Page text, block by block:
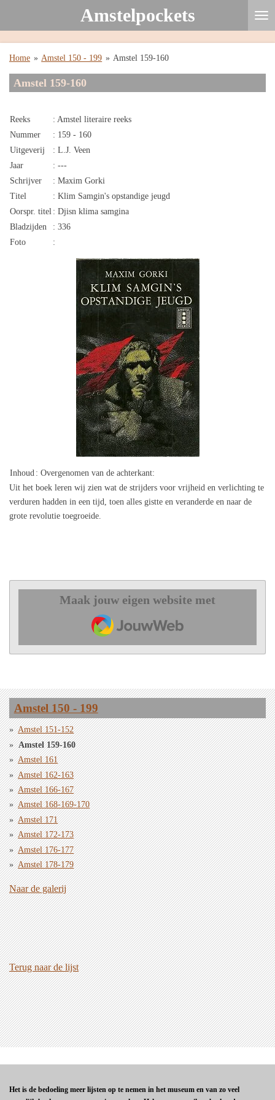
de
Amstelpockets
Home » Amstel 150 - 199 » Amstel 159-160
Amstel 159-160
Reeks
: Amstel literaire reeks
Nummer
: 159 - 160
Uitgeverij
: L.J. Veen
Jaar
: ---
Schrijver
: Maxim Gorki
Titel
: Klim Samgin's opstandige jeugd
Oorspr. titel : Djisn klima samgina
Bladzijden
: 336
Foto
:
Inhoud : Overgenomen van de achterkant:
Uit het boek leren wij zien wat de strijders voor vrijheid en verlichting te
verduren hadden in een tijd, toen alles gistte en veranderde en naar de
grote revolutie toegroeide.
Maak jouw eigen website met
JouwWeb
Amstel 150 - 199
Amstel 151-152
Amstel 159-160
Amstel 161
Amstel 162-163
Amstel 166-167
Amstel 168-169-170
Amstel 171
Amstel 172-173
Amstel 176-177
Amstel 178-179
Naar de galerij
Terug naar de lijst
Het is de bedoeling meer lijsten op te nemen in het museum en van zo veel